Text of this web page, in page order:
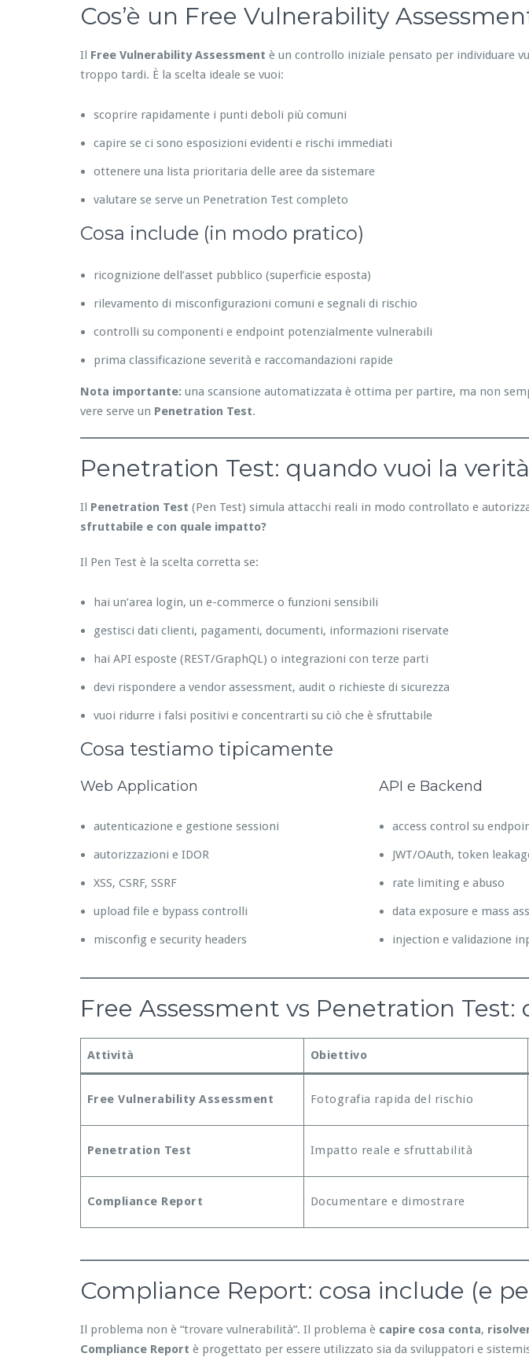
Cos’è un Free Vulnerability
Il Free Vulnerability Assessment è un controllo iniziale pensato per individuare
troppo tardi. È la scelta ideale se vuoi:
scoprire rapidamente i punti deboli più comuni
capire se ci sono esposizioni evidenti e rischi immediati
ottenere una lista prioritaria delle aree da sistemare
valutare se serve un Penetration Test completo
Cosa include (in modo pratico)
ricognizione dell’asset pubblico (superficie esposta)
rilevamento di misconfigurazioni comuni e segnali di rischio
controlli su componenti e endpoint potenzialmente vulnerabili
prima classificazione severità e raccomandazioni rapide
Nota importante: una scansione automatizzata è ottima per partire, ma non
vere serve un Penetration Test.
Penetration Test: quando vuoi la
Il Penetration Test (Pen Test) simula attacchi reali in modo controllato e
sfruttabile e con quale impatto?
Il Pen Test è la scelta corretta se:
hai un’area login, un e-commerce o funzioni sensibili
gestisci dati clienti, pagamenti, documenti, informazioni riservate
hai API esposte (REST/GraphQL) o integrazioni con terze parti
devi rispondere a vendor assessment, audit o richieste di sicurezza
vuoi ridurre i falsi positivi e concentrarti su ciò che è sfruttabile
Cosa testiamo tipicamente
Web Application
autenticazione e gestione sessioni
autorizzazioni e IDOR
XSS, CSRF, SSRF
upload file e bypass controlli
misconfig e security headers
API e Backend
access control su
JWT/OAuth, token
rate limiting e abuso
data exposure e mass
injection e validazione
Free Assessment vs Penetration
Attività Obiettivo
Free Vulnerability Assessment Fotografia rapida del rischio
Penetration Test Impatto reale e sfruttabilità
Compliance Report Documentare e dimostrare
Compliance Report: cosa include (e
Il problema non è “trovare vulnerabilità”. Il problema è capire cosa conta,
Compliance Report è progettato per essere utilizzato sia da sviluppatori e